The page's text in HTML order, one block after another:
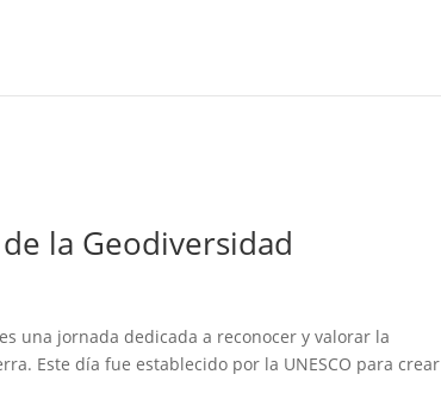
la Geodiversidad
una jornada dedicada a reconocer y valorar la
Este día fue establecido por la UNESCO para crear